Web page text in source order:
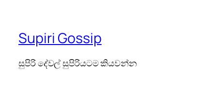
Supiri Gossip
සුපිරි දේවල් සුපිරියටම කියවන්න